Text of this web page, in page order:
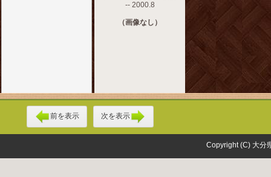
-- 2000.8
（画像なし）
前を表示 次を表示
Copyright (C) 大分